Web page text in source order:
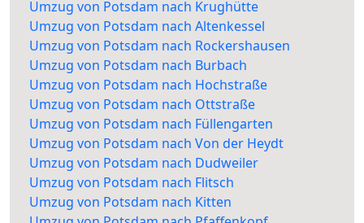
Umzug von Potsdam nach Krughütte
Umzug von Potsdam nach Altenkessel
Umzug von Potsdam nach Rockershausen
Umzug von Potsdam nach Burbach
Umzug von Potsdam nach Hochstraße
Umzug von Potsdam nach Ottstraße
Umzug von Potsdam nach Füllengarten
Umzug von Potsdam nach Von der Heydt
Umzug von Potsdam nach Dudweiler
Umzug von Potsdam nach Flitsch
Umzug von Potsdam nach Kitten